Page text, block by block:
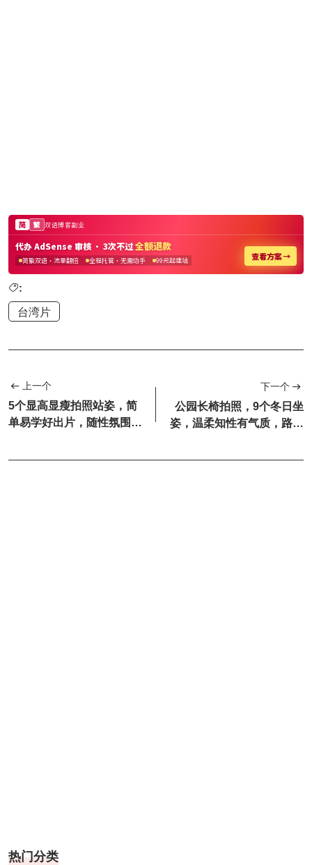
:
台湾片
上一个
5个显高显瘦拍照站姿，简
单易学好出片，随性氛围拉
下一个
公园长椅拍照，9个冬日坐
姿，温柔知性有气质，路人
热门分类